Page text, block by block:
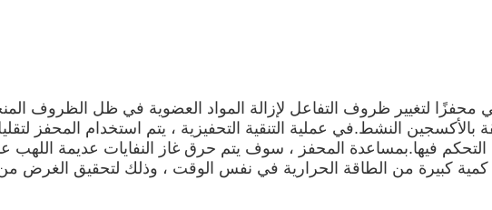
لتغيير ظروف التفاعل لإزالة المواد العضوية في ظل الظروف
النشط.في عملية التنقية التحفيزية ، يتم استخدام المحفز
فيها.بمساعدة المحفز ، سوف يتم حرق غاز النفايات عديمة